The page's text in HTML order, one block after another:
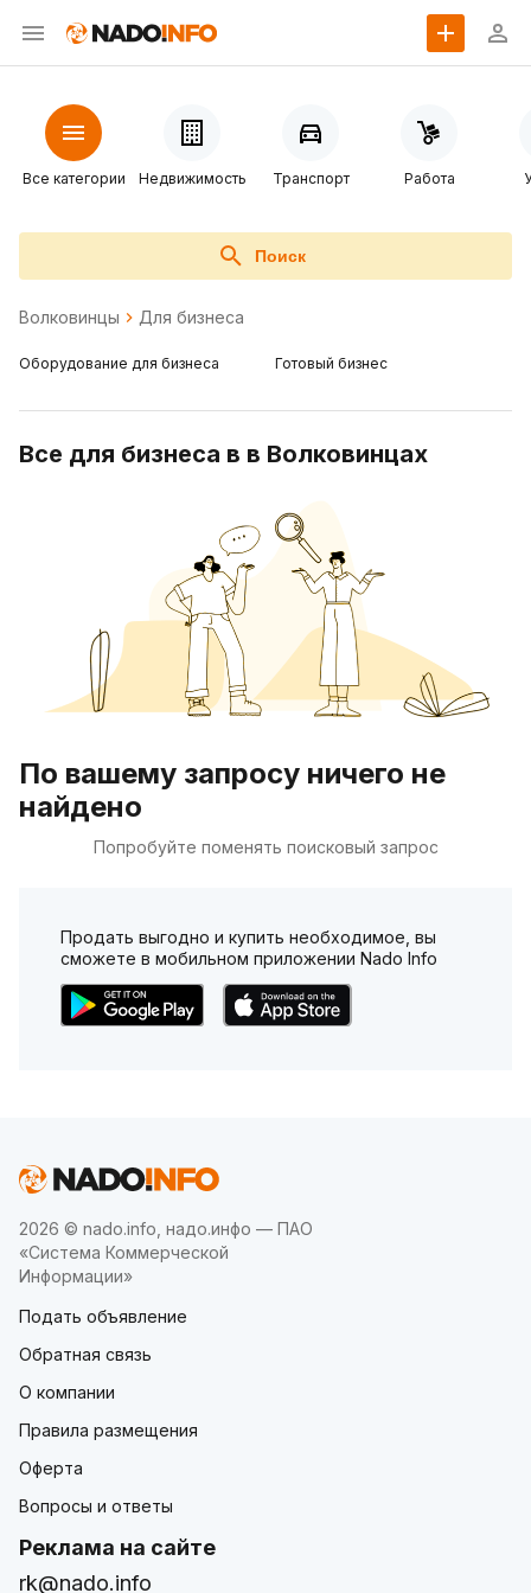
Все категории Недвижимость Транспорт Работа
Поиск
Волковинцы Для бизнеса
Оборудование для бизнеса Готовый бизнес
Все для бизнеса в в Волковинцах
По вашему запросу ничего не
найдено
Попробуйте поменять поисковый запрос
Продать выгодно и купить необходимое, вы
сможете в мобильном приложении Nado Info
2026 © nado.info, надо.инфо — ПАО
«Система Коммерческой
Информации»
Подать объявление
Обратная связь
О компании
Правила размещения
Оферта
Вопросы и ответы
Реклама на сайте
rk@nado.info